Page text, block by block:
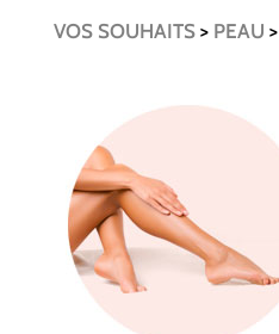
VOS SOUHAITS> PEAU >